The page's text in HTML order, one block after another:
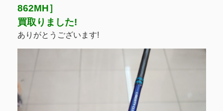
862MH］
買取りました!
ありがとうございます!